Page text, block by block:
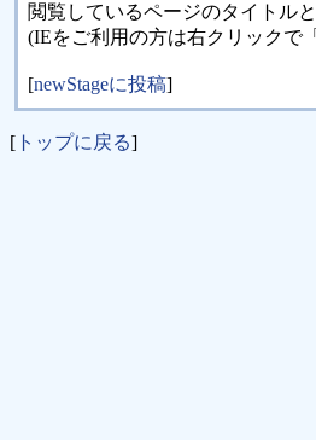
閲覧しているページのタイトル
(IEをご利用の方は右クリックで
[newStageに投稿]
[ トップに戻る]